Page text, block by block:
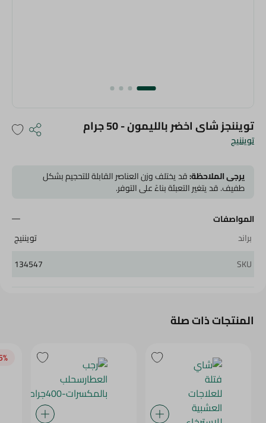
تويننيج
تويننجز شاى اخضر بالليمون - 50 جرام
يرجى الملاحظة:قد يختلف وزن العناصر القابلة للتحجيم بشكل
طفيف. قد يتغير التعبئة بناءً على التوفر.
المواصفات
براند
تويننيج
SKU
134547
المنتجات ذات صلة